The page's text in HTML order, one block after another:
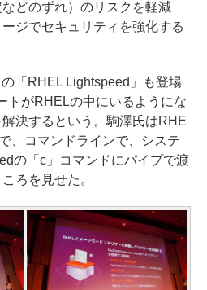
どのずれ）のリスクを軽減
ジでセキュリティを強化する
「RHEL Lightspeed」も登場
トがRHELの中にいるようにな
決するという。駒澤氏はRHE
、コマンドラインで、システ
の「c」コマンドにパイプで渡
ろを見せた。